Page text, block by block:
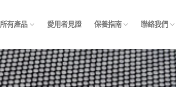
所有產品 愛用者見證 保養指南 聯絡我們